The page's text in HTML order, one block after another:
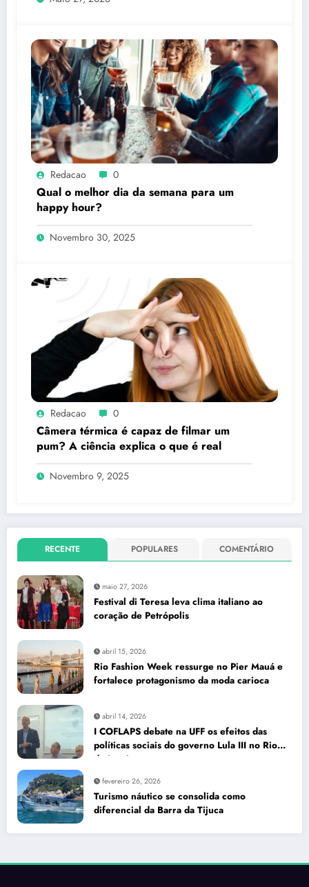
Redacao 0
Qual o melhor dia da semana para um
happy hour?
Novembro 30, 2025
Redacao 0
Câmera térmica é capaz de filmar um
pum? A ciência explica o que é real
Novembro 9, 2025
RECENTE POPULARES COMENTÁRIO
maio 27, 2026
Festival di Teresa leva clima italiano ao
coração de Petrópolis
abril 15, 2026
Rio Fashion Week ressurge no Pier Mauá e
fortalece protagonismo da moda carioca
abril 14, 2026
I COFLAPS debate na UFF os efeitos das
políticas sociais do governo Lula III no Rio
de Janeiro
fevereiro 26, 2026
Turismo náutico se consolida como
diferencial da Barra da Tijuca